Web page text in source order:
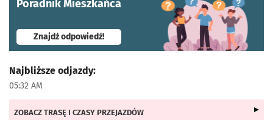
Poradnik Mieszkańca
Znajdź odpowiedź!- otworzy się w nowej karcie
Najbliższe odjazdy:
05:32 AM
ZOBACZ TRASĘ I CZASY PRZEJAZDÓW